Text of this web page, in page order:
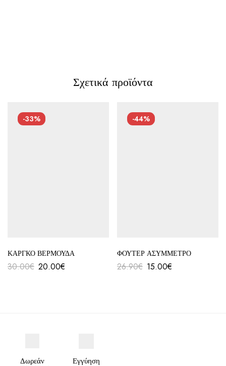
Σχετικά προϊόντα
-33%
ΚΑΡΓΚΟ ΒΕΡΜΟΥΔΑ
30.00€ 20.00€
-44%
ΦΟΥΤΕΡ ΑΣΥΜΜΕΤΡΟ
26.90€ 15.00€
Δωρεάν
Εγγύηση